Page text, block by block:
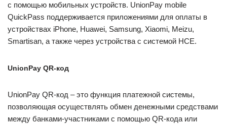
с помощью мобильных устройств. UnionPay mobile
QuickPass поддерживается приложениями для оплаты в
устройствах iPhone, Huawei, Samsung, Xiaomi, Meizu,
Smartisan, а также через устройства с системой HCE.
UnionPay QR-код
UnionPay QR-код – это функция платежной системы,
позволяющая осуществлять обмен денежными средствами
между банками-участниками с помощью QR-кода или